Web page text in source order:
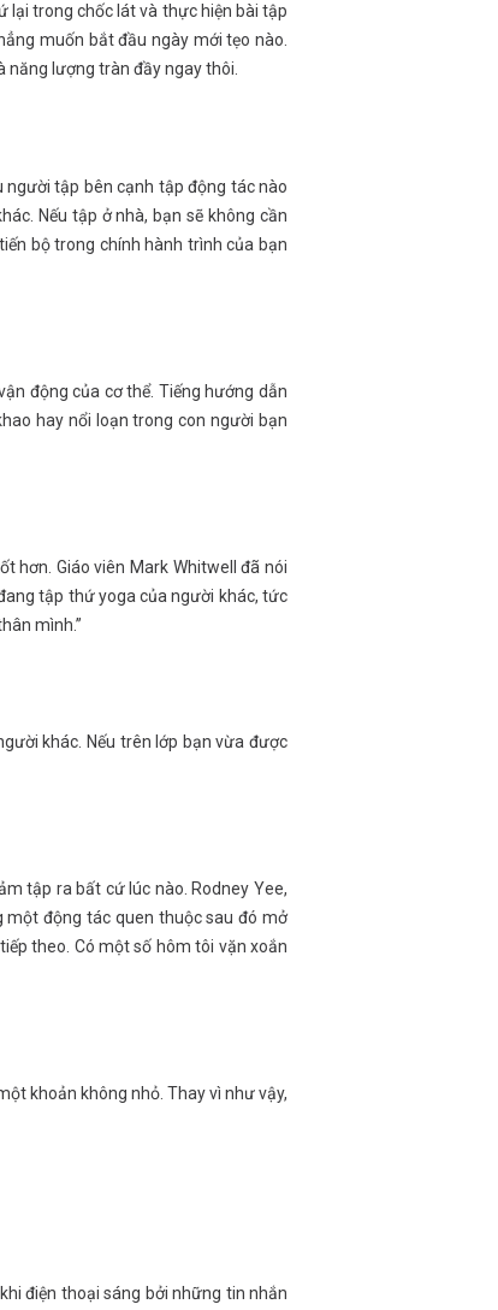
lại trong chốc lát và thực hiện bài tập
muốn bắt đầu ngày mới tẹo nào.
năng lượng tràn đầy ngay thôi.
tập bên cạnh tập động tác nào
Nếu tập ở nhà, bạn sẽ không cần
bộ trong chính hành trình của bạn
động của cơ thể. Tiếng hướng dẫn
hay nổi loạn trong con người bạn
hơn. Giáo viên Mark Whitwell đã nói
tập thứ yoga của người khác, tức
mình.”
khác. Nếu trên lớp bạn vừa được
tập ra bất cứ lúc nào. Rodney Yee,
một động tác quen thuộc sau đó mở
theo. Có một số hôm tôi vặn xoắn
khoản không nhỏ. Thay vì như vậy,
điện thoại sáng bởi những tin nhắn